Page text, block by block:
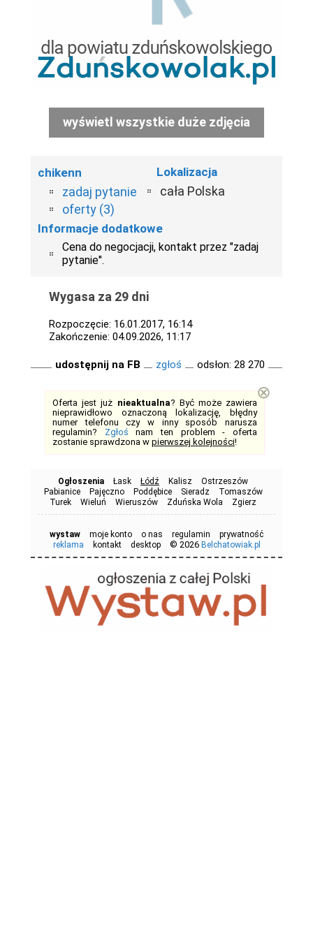
wyświetl wszystkie duże zdjęcia
chikenn
zadaj pytanie
oferty (3)
Lokalizacja
cała Polska
Informacje dodatkowe
Cena do negocjacji, kontakt przez "zadaj
pytanie".
Wygasa za 29 dni
Rozpoczęcie: 16.01.2017, 16:14
Zakończenie: 04.09.2026, 11:17
udostępnij na FB zgłoś odsłon: 28 270
Oferta jest już nieaktualna? Być może zawiera
nieprawidłowo oznaczoną lokalizację, błędny
numer telefonu czy w inny sposób narusza
regulamin? Zgłoś nam ten problem - oferta
zostanie sprawdzona w pierwszej kolejności!
⊗
Ogłoszenia Łask Łódź Kalisz
Ostrzeszów
Pabianice
Pajęczno Poddębice Sieradz
Tomaszów
Turek
Wieluń Wieruszów Zduńska Wola Zgierz
wystaw moje konto o nas regulamin
prywatność
reklama
kontakt desktop © 2026 Belchatowiak.pl